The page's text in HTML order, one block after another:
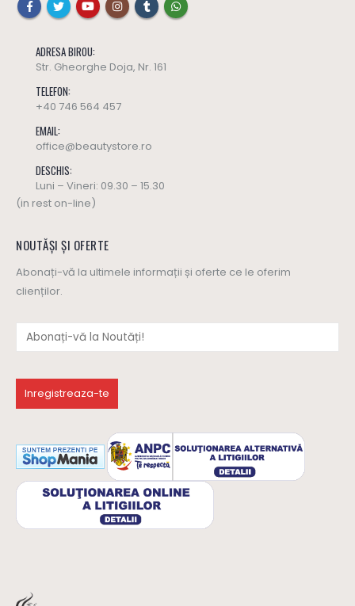
ADRESA BIROU:
Str. Gheorghe Doja, Nr. 161
TELEFON:
+40 746 564 457
EMAIL:
office@beautystore.ro
DESCHIS:
Luni – Vineri: 09.30 – 15.30
(in rest on-line)
NOUTĂȘI ȘI OFERTE
Abonați-vă la ultimele informații și oferte ce le oferim
clienților.